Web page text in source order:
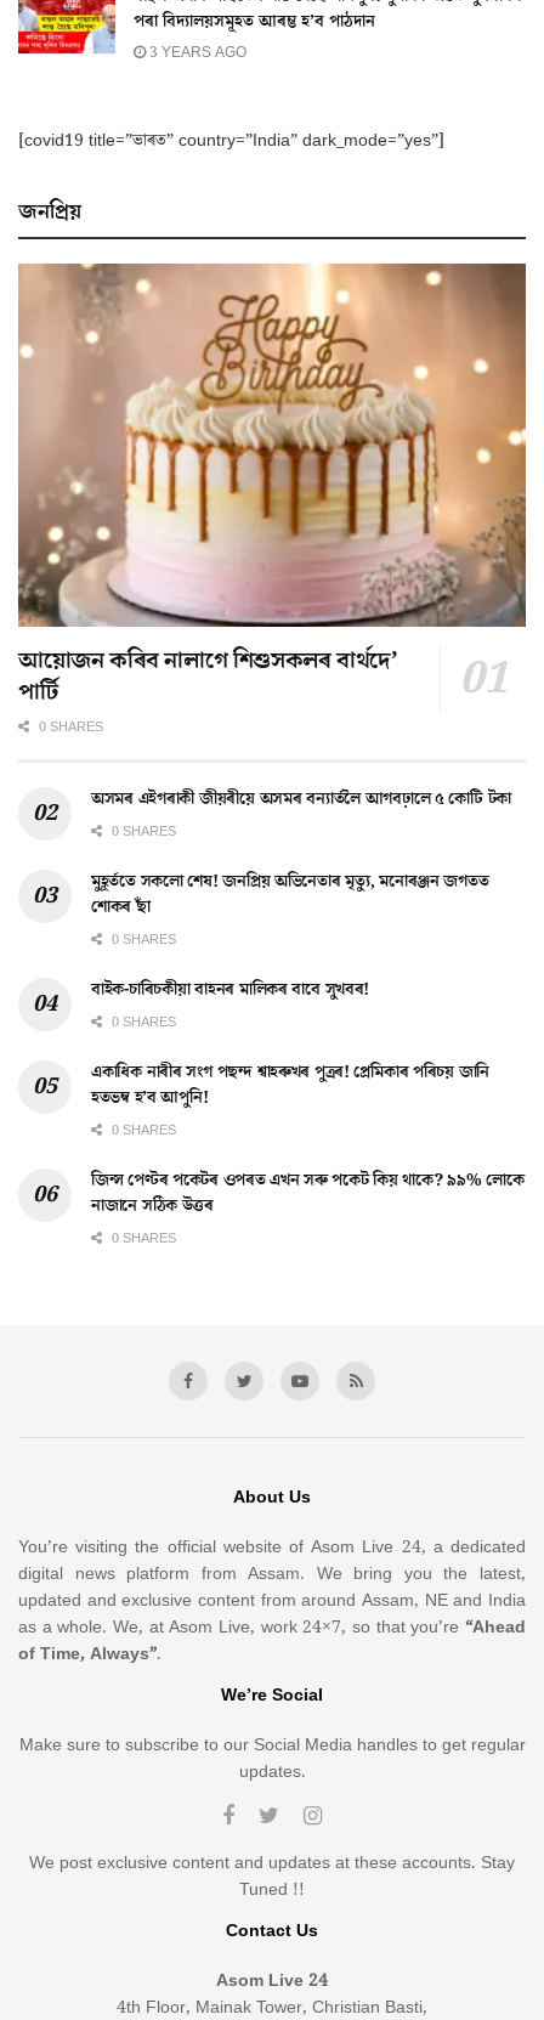
পৰা বিদ্যালয়সমূহত আৰম্ভ হ’ব পাঠদান
3 YEARS AGO
[covid19 title=”ভাৰত” country=”India” dark_mode=”yes”]
জনপ্ৰিয়
আয়োজন কৰিব নালাগে শিশুসকলৰ বাৰ্থদে’
পাৰ্টি
0 SHARES
অসমৰ এইগৰাকী জীয়ৰীয়ে অসমৰ বন্যাৰ্তলৈ আগবঢ়ালে ৫ কোটি টকা
0 SHARES
মুহূৰ্ততে সকলো শেষ! জনপ্ৰিয় অভিনেতাৰ মৃত্যু, মনোৰঞ্জন জগতত
শোকৰ ছাঁ
0 SHARES
বাইক-চাৰিচকীয়া বাহনৰ মালিকৰ বাবে সুখবৰ!
0 SHARES
একাধিক নাৰীৰ সংগ পছন্দ শ্বাহৰুখৰ পুত্ৰৰ! প্ৰেমিকাৰ পৰিচয় জানি
হতভম্ব হ’ব আপুনি!
0 SHARES
জিন্স পেণ্টৰ পকেটৰ ওপৰত এখন সৰু পকেট কিয় থাকে? ৯৯% লোকে
নাজানে সঠিক উত্তৰ
0 SHARES
About Us
You’re visiting the official website of Asom Live 24, a dedicated
digital news platform from Assam. We bring you the latest,
updated and exclusive content from around Assam, NE and India
as a whole. We, at Asom Live, work 24×7, so that you’re “Ahead
of Time, Always”.
We’re Social
Make sure to subscribe to our Social Media handles to get regular
updates.
We post exclusive content and updates at these accounts. Stay
Tuned !!
Contact Us
Asom Live 24
4th Floor, Mainak Tower, Christian Basti,